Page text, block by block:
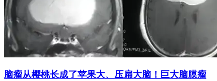
脑瘤从樱桃长成了苹果大、压扁大脑！巨大脑膜瘤